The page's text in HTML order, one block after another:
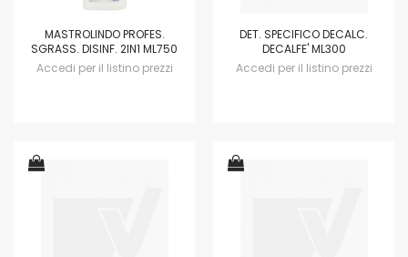
MASTROLINDO PROFES.
SGRASS. DISINF. 2IN1 ML750
Accedi per il listino prezzi
DET. SPECIFICO DECALC.
DECALFE' ML300
Accedi per il listino prezzi